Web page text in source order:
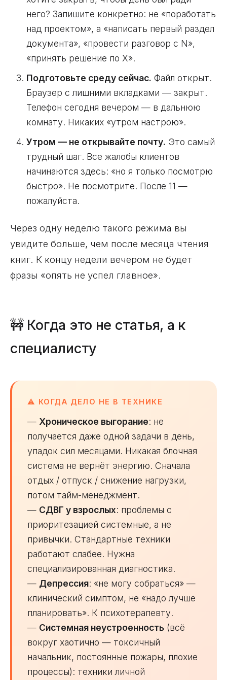
него? Запишите конкретно: не «поработать
над проектом», а «написать первый раздел
документа», «провести разговор с N»,
«принять решение по X».
Подготовьте среду сейчас. Файл открыт.
Браузер с лишними вкладками — закрыт.
Телефон сегодня вечером — в дальнюю
комнату. Никаких «утром настрою».
Утром — не открывайте почту. Это самый
трудный шаг. Все жалобы клиентов
начинаются здесь: «но я только посмотрю
быстро». Не посмотрите. После 11 —
пожалуйста.
Через одну неделю такого режима вы
увидите больше, чем после месяца чтения
книг. К концу недели вечером не будет
фразы «опять не успел главное».
🚧 Когда это не статья, а к
специалисту
⚠️ КОГДА ДЕЛО НЕ В ТЕХНИКЕ
— Хроническое выгорание: не
получается даже одной задачи в день,
упадок сил месяцами. Никакая блочная
система не вернёт энергию. Сначала
отдых / отпуск / снижение нагрузки,
потом тайм-менеджмент.
— СДВГ у взрослых: проблемы с
приоритезацией системные, а не
привычки. Стандартные техники
работают слабее. Нужна
специализированная диагностика.
— Депрессия: «не могу собраться» —
клинический симптом, не «надо лучше
планировать». К психотерапевту.
— Системная неустроенность (всё
вокруг хаотично — токсичный
начальник, постоянные пожары, плохие
процессы): техники личной